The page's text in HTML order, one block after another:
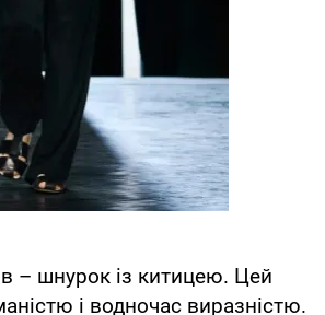
– шнурок із китицею. Цей
і водночас виразністю.